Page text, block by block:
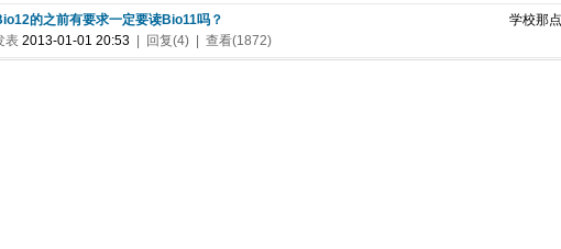
学校那
的之前有要求一定要读Bio11吗？
表 2013-01-01 20:53| 回复(4) | 查看(1872)